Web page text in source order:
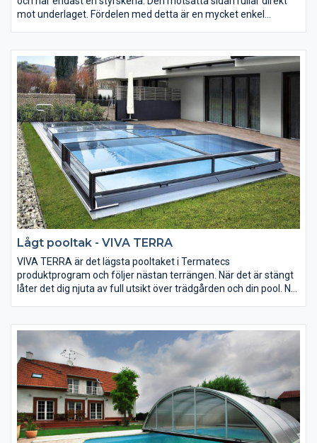
mot underlaget. Fördelen med detta är en mycket enkel
den sida av poolen som man går mest kring,- minskad
snubbelrisk!
Lågt pooltak - VIVA TERRA
VIVA TERRA är det lägsta pooltaket i Termatecs
produktprogram och följer nästan terrängen. När det är stängt
låter det dig njuta av full utsikt över trädgården och din pool. När
nästan osynligt pooltak och ändå vill ha synliga fördelar med ett
pooltak, som skydd mot skräp i vattnet, reglering av
vattentemperaturen och skydd mot oavsiktligt fall in i poolen,
kommer att uppskatta detta pooltak.